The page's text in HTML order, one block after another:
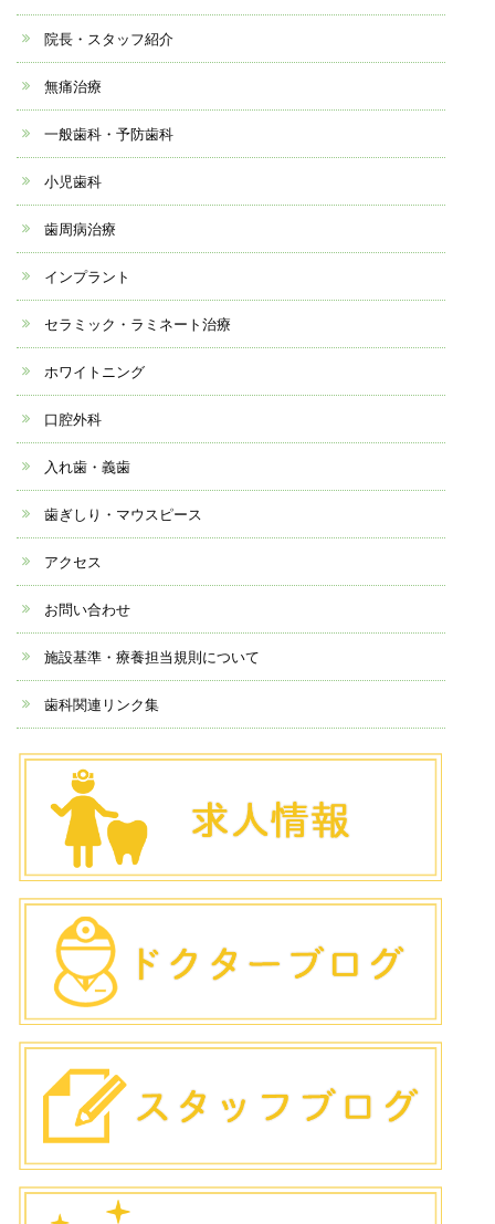
院長・スタッフ紹介
無痛治療
一般歯科・予防歯科
小児歯科
歯周病治療
インプラント
セラミック・ラミネート治療
ホワイトニング
口腔外科
入れ歯・義歯
歯ぎしり・マウスピース
アクセス
お問い合わせ
施設基準・療養担当規則について
歯科関連リンク集